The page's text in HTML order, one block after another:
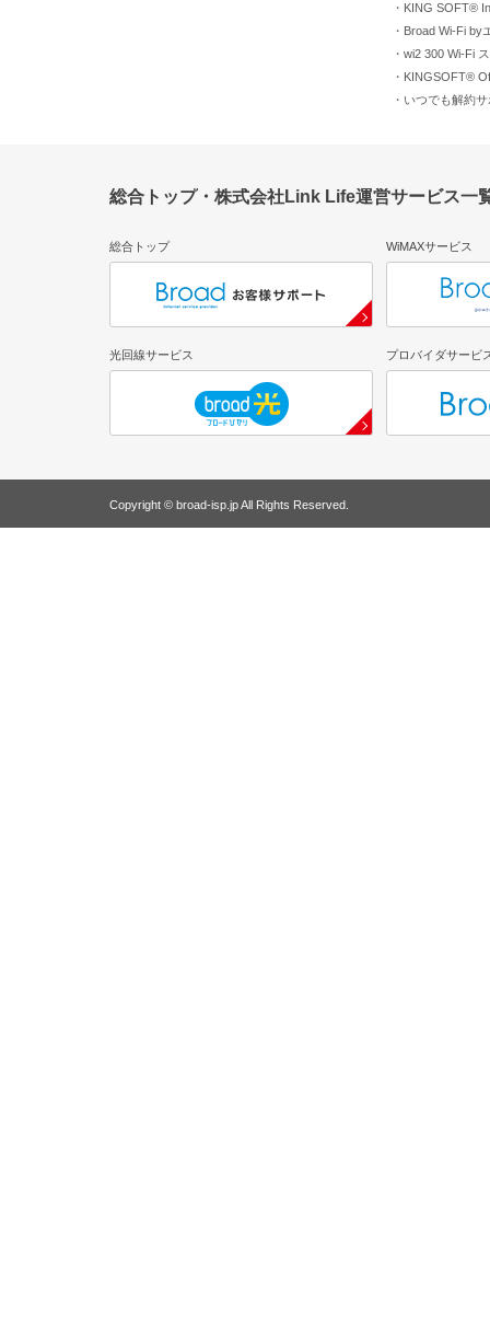
・KING SOFT®
・Broad Wi-Fi by
・wi2 300 Wi-Fi
・KINGSOFT®
・いつでも解約
総合トップ・株式会社Link Life運営サービス一
総合トップ WiMAXサービス
光回線サービス プロバイダサービ
Copyright © broad-isp.jp All Rights Reserved.